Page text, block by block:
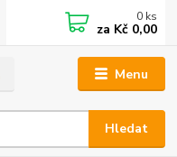
Menu
Hledat
0 ks
za Kč 0,00